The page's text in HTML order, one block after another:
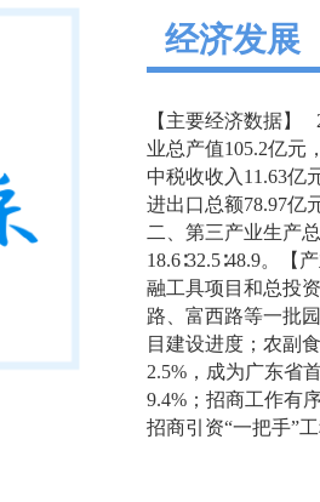
经济发展
【主要经济数据】
业总产值105.2亿元
中税收收入11.63亿
进出口总额78.97亿
二、第三产业生产
18.6∶32.5∶48.9。
融工具项目和总投
路、富西路等一批
目建设进度；农副
2.5%，成为广东省
9.4%；招商工作有
招商引资“一把手”